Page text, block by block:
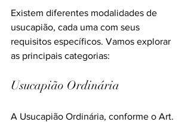
Existem diferentes modalidades de
usucapião, cada uma com seus
requisitos específicos. Vamos explorar
as principais categorias:
Usucapião Ordinária
A Usucapião Ordinária, conforme o Art.